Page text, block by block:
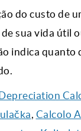
do custo de
sua vida útil
indica quanto
, Calcolo